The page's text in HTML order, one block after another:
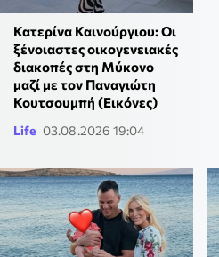
Κατερίνα Καινούργιου: Οι
ξένοιαστες οικογενειακές
διακοπές στη Μύκονο
μαζί με τον Παναγιώτη
Κουτσουμπή (Εικόνες)
Life 03.08.2026 19:04